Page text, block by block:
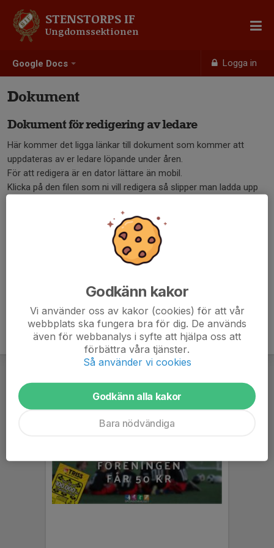
Google Docs Logga in
STENSTORPS IF
Ungdomssektionen
Dokument
Dokument för redigering av ledare
Här kommer det ligga länkar till dokument som kommer att
uppdateras av er ledare löpande under åren.
För att redigera är en dator lättare än mobil.
Klicka på den filen som ni vill redigera så slipper man ladda upp
Info tränare/lagföräldrar 2021
Godkänn kakor
Vi använder oss av kakor (cookies) för att vår
webbplats ska fungera bra för dig. De används
även för webbanalys i syfte att hjälpa oss att
förbättra våra tjänster.
Så använder vi cookies
Godkänn alla kakor
Bara nödvändiga